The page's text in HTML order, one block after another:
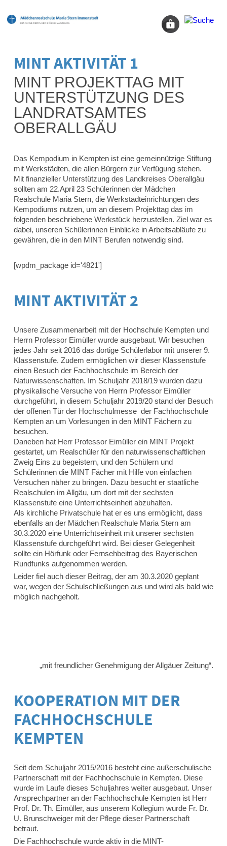
MINT AKTIVITÄT 1
MINT PROJEKTTAG MIT
UNTERSTÜTZUNG DES
LANDRATSAMTES
OBERALLGÄU
Das Kempodium in Kempten ist eine gemeinnützige Stiftung
mit Werkstädten, die allen Bürgern zur Verfügung stehen.
Mit finanzieller Unterstützung des Landkreises Oberallgäu
sollten am 22.April 23 Schülerinnen der Mädchen
Realschule Maria Stern, die Werkstadteinrichtungen des
Kempodiums nutzen, um an diesem Projekttag das im
folgenden beschriebene Werkstück herzustellen. Ziel war es
dabei, unseren Schülerinnen Einblicke in Arbeitsabläufe zu
gewähren, die in den MINT Berufen notwendig sind.
[wpdm_package id='4821']
MINT AKTIVITÄT 2
Unsere Zusammenarbeit mit der Hochschule Kempten und
Herrn Professor Eimüller wurde ausgebaut. Wir besuchen
jedes Jahr seit 2016 das dortige Schülerlabor mit unserer 9.
Klassenstufe. Zudem ermöglichen wir dieser Klassenstufe
einen Besuch der Fachhochschule im Bereich der
Naturwissenschaften. Im Schuljahr 2018/19 wurden dazu
physikalische Versuche von Herrn Professor Eimüller
durchgeführt, in diesem Schuljahr 2019/20 stand der Besuch
der offenen Tür der Hochschulmesse der Fachhochschule
Kempten an um Vorlesungen in den MINT Fächern zu
besuchen.
Daneben hat Herr Professor Eimüller ein MINT Projekt
gestartet, um Realschüler für den naturwissenschaftlichen
Zweig Eins zu begeistern, und den Schülern und
Schülerinnen die MINT Fächer mit Hilfe von einfachen
Versuchen näher zu bringen. Dazu besucht er staatliche
Realschulen im Allgäu, um dort mit der sechsten
Klassenstufe eine Unterrichtseinheit abzuhalten.
Als kirchliche Privatschule hat er es uns ermöglicht, dass
ebenfalls an der Mädchen Realschule Maria Stern am
30.3.2020 eine Unterrichtseinheit mit unserer sechsten
Klassenstufe durchgeführt wird. Bei dieser Gelegenheit
sollte ein Hörfunk oder Fernsehbeitrag des Bayerischen
Rundfunks aufgenommen werden.
Leider fiel auch dieser Beitrag, der am 30.3.2020 geplant
war, wegen der Schulschließungen aus und wird als bald wie
möglich nachgeholt.
„mit freundlicher Genehmigung der Allgäuer Zeitung“.
KOOPERATION MIT DER
FACHHOCHSCHULE
KEMPTEN
Seit dem Schuljahr 2015/2016 besteht eine außerschulische
Partnerschaft mit der Fachhochschule in Kempten. Diese
wurde im Laufe dieses Schuljahres weiter ausgebaut. Unser
Ansprechpartner an der Fachhochschule Kempten ist Herr
Prof. Dr. Th. Eimüller, aus unserem Kollegium wurde Fr. Dr.
U. Brunschweiger mit der Pflege dieser Partnerschaft
betraut.
Die Fachhochschule wurde aktiv in die MINT-